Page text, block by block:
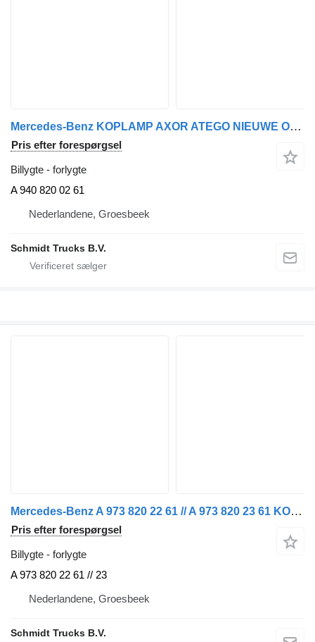
Mercedes-Benz KOPLAMP AXOR ATEGO NIEUWE OP VOORRAAD RECHTS A 940 820 02 61 forlygte til lastbil
Pris efter forespørgsel
Billygte - forlygte
A 940 820 02 61
Nederlandene, Groesbeek
Schmidt Trucks B.V.
Mercedes-Benz A 973 820 22 61 // A 973 820 23 61 KOPLAMP ATEGO EURO 6 R + L NI forlygte til lastbil
Pris efter forespørgsel
Billygte - forlygte
A 973 820 22 61 // 23
Nederlandene, Groesbeek
Schmidt Trucks B.V.